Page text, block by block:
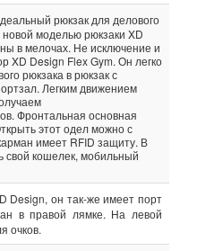
рюкзак для делового
моделью рюкзаки XD
в мелочах. Не исключение и
XD Design Flex Gym. Он легко
рюкзака в рюкзак с
Легким движением
Фронтальная основная
этот одел можно с
имеет RFID защиту. В
свой кошелек, мобильный
Design, он так-же имеет порт
в правой лямке. На левой
очков.